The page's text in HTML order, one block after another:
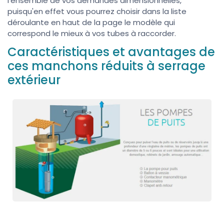
puisqu'en effet vous pourrez choisir dans la liste
déroulante en haut de la page le modèle qui
correspond le mieux à vos tubes à raccorder.
Caractéristiques et avantages de
ces manchons réduits à serrage
extérieur